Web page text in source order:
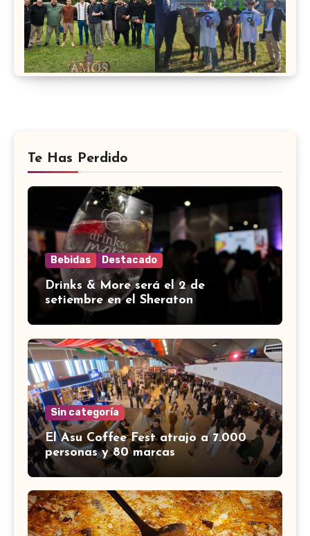
Te Has Perdido
Bebidas Destacado
Drinks & More será el 2 de
setiembre en el Sheraton
Sin categoría
El Asu Coffee Fest atrajo a 7.000
personas y 80 marcas